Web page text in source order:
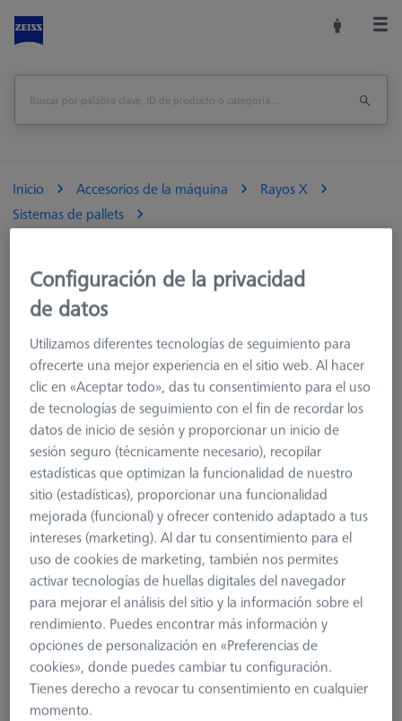
Inicio Accesorios de la máquina
Rayos X
Sistemas de pallets
Imprimir página
visión de conjunto
SISTEMAS DE PALLETS
Kit OmniFix CT de columnas de
elevación
626140-9300-100
Configuración de la privacidad
de datos
Utilizamos diferentes tecnologías de seguimiento para
ofrecerte una mejor experiencia en el sitio web. Al hacer
clic en «Aceptar todo», das tu consentimiento para el uso
de tecnologías de seguimiento con el fin de recordar los
datos de inicio de sesión y proporcionar un inicio de
sesión seguro (técnicamente necesario), recopilar
estadísticas que optimizan la funcionalidad de nuestro
sitio (estadísticas), proporcionar una funcionalidad
mejorada (funcional) y ofrecer contenido adaptado a tus
intereses (marketing). Al dar tu consentimiento para el
uso de cookies de marketing, también nos permites
activar tecnologías de huellas digitales del navegador
para mejorar el análisis del sitio y la información sobre el
rendimiento. Puedes encontrar más información y
opciones de personalización en «Preferencias de
cookies», donde puedes cambiar tu configuración.
Tienes derecho a revocar tu consentimiento en cualquier
momento.